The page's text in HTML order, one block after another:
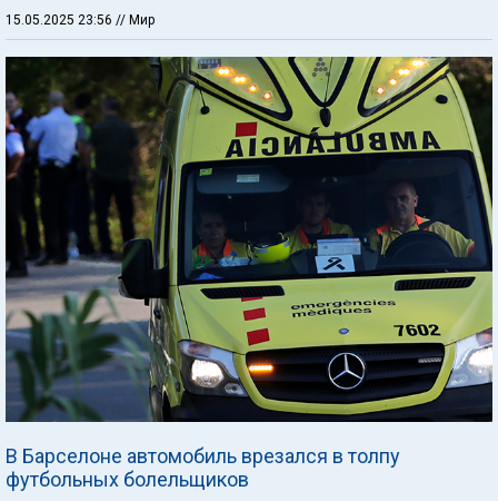
15.05.2025 23:56 // Мир
В Барселоне автомобиль врезался в толпу
футбольных болельщиков